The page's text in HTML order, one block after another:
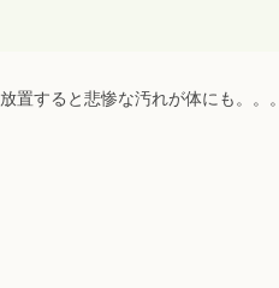
放置すると悲惨な汚れが体にも。。。